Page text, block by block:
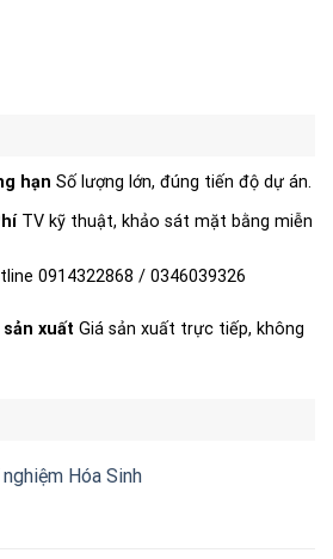
hạn Số lượng lớn, đúng tiến độ dự án.
TV kỹ thuật, khảo sát mặt bằng miễn
0914322868 / 0346039326
sản xuất Giá sản xuất trực tiếp, không
Hóa Sinh